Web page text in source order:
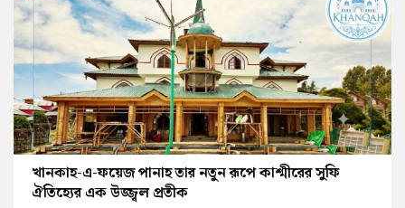
খানকাহ-এ-ফয়েজ পানাহ তার নতুন রূপে কাশ্মীরের সুফি
ঐতিহ্যের এক উজ্জ্বল প্রতীক